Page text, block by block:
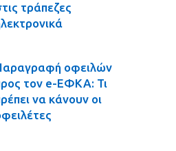
τράπεζες
οφειλών
τον e-ΕΦΚΑ: Τι
να κάνουν οι